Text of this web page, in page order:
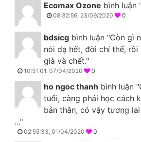
Ecomax Ozone bình luận
08:32:56, 23/09/2020 0
bdsicg bình luận "Còn gì
nói dạ hết, đời chỉ thế, rồi
già và chết."
10:51:01, 07/04/2020 0
ho ngoc thanh bình luận
tuổi, càng phải học cách
bản thân, có vậy tương
..."
02:55:33, 01/04/2020 0